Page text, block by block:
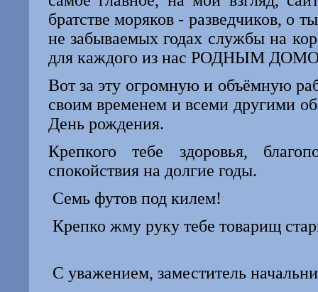
братстве моряков - разведчиков, о
не забываемых годах службы на
для каждого из нас РОДНЫМ
Вот за эту огромную и объёмную
своим временем и всеми другими
День рождения.
Крепкого тебе здоровья,
спокойствия на долгие годы.
Семь футов под килем!
Крепко жму руку тебе товарищ
С уважением, заместитель